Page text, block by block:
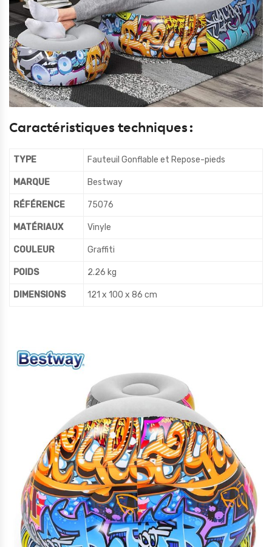
Caractéristiques techniques :
TYPE Fauteuil Gonflable et Repose-pieds
MARQUE Bestway
RÉFÉRENCE 75076
MATÉRIAUX Vinyle
COULEUR Graffiti
POIDS 2.26 kg
DIMENSIONS 121 x 100 x 86 cm